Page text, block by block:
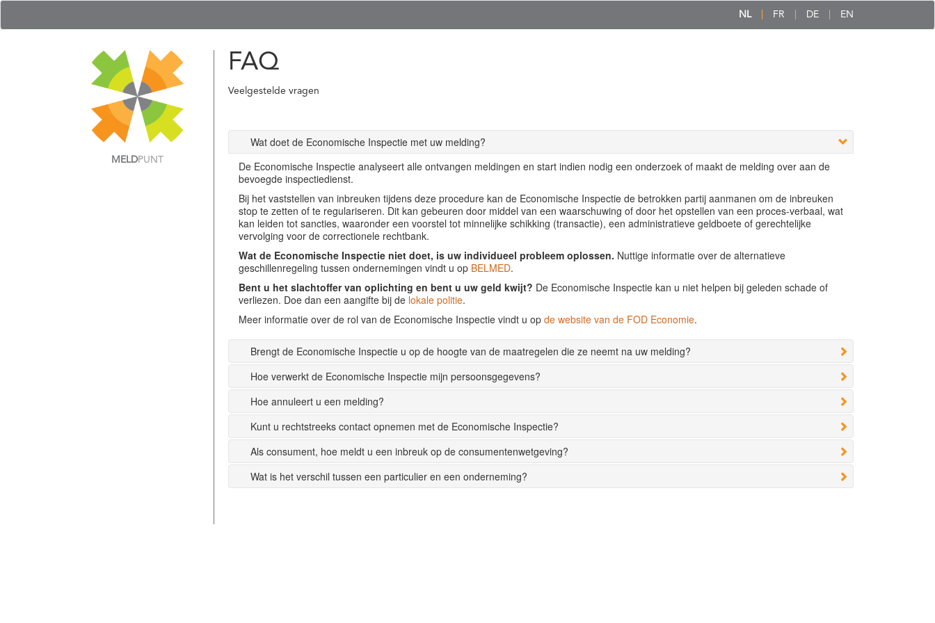
NL FR DE EN
MELDPUNT
FAQ
Veelgestelde vragen
Wat doet de Economische Inspectie met uw melding?
De Economische Inspectie analyseert alle ontvangen meldingen en start indien nodig een onderzoek of maakt de melding over aan de
bevoegde inspectiedienst.
Bij het vaststellen van inbreuken tijdens deze procedure kan de Economische Inspectie de betrokken partij aanmanen om de inbreuken
stop te zetten of te regulariseren. Dit kan gebeuren door middel van een waarschuwing of door het opstellen van een proces-verbaal, wat
kan leiden tot sancties, waaronder een voorstel tot minnelijke schikking (transactie), een administratieve geldboete of gerechtelijke
vervolging voor de correctionele rechtbank.
Wat de Economische Inspectie niet doet, is uw individueel probleem oplossen. Nuttige informatie over de alternatieve
geschillenregeling tussen ondernemingen vindt u op BELMED.
Bent u het slachtoffer van oplichting en bent u uw geld kwijt? De Economische Inspectie kan u niet helpen bij geleden schade of
verliezen. Doe dan een aangifte bij de lokale politie.
Meer informatie over de rol van de Economische Inspectie vindt u op de website van de FOD Economie.
Brengt de Economische Inspectie u op de hoogte van de maatregelen die ze neemt na uw melding?
Hoe verwerkt de Economische Inspectie mijn persoonsgegevens?
Hoe annuleert u een melding?
Kunt u rechtstreeks contact opnemen met de Economische Inspectie?
Als consument, hoe meldt u een inbreuk op de consumentenwetgeving?
Wat is het verschil tussen een particulier en een onderneming?